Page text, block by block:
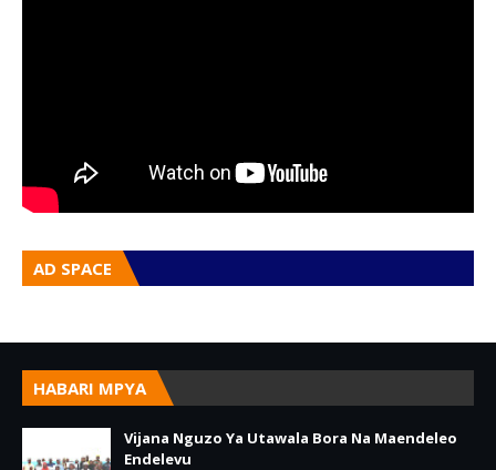
AD SPACE
HABARI MPYA
Vijana Nguzo Ya Utawala Bora Na Maendeleo
Endelevu